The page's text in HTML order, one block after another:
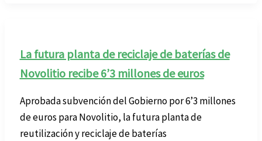
La futura planta de reciclaje de baterías de
Novolitio recibe 6’3 millones de euros
Aprobada subvención del Gobierno por 6’3 millones
de euros para Novolitio, la futura planta de
reutilización y reciclaje de baterías